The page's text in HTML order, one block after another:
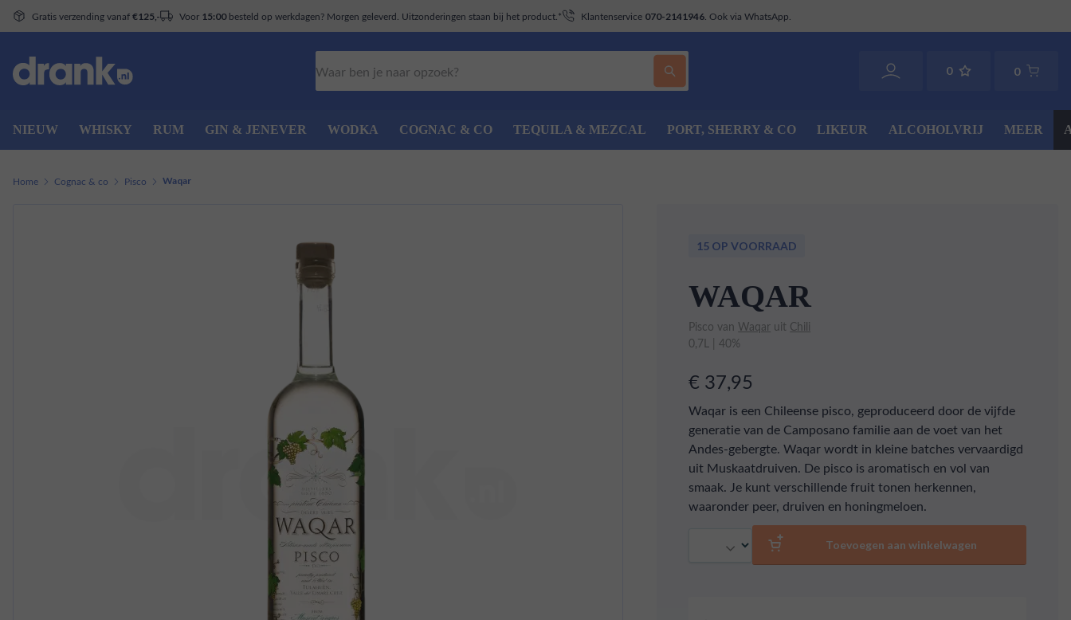
Gratis verzending vanaf €125,- Voor 15:00besteld op werkdagen? Morgen geleverd. Uitzonderingen staan bij het product.* Klantenservice 070-2141946 . Ook via WhatsApp.
0 0
NIEUW WHISKY RUM GIN & JENEVER WODKA COGNAC & CO TEQUILA & MEZCAL PORT, SHERRY & CO LIKEUR ALCOHOLVRIJ MEER
Home Cognac & co Pisco Waqar
15 OP VOORRAAD
WAQAR
Pisco van Waqar uit Chili
0,7L | 40%
€ 37,95
Waqar is een Chileense pisco, geproduceerd door de vijfde
generatie van de Camposano familie aan de voet van het
Andes-gebergte. Waqar wordt in kleine batches vervaardigd
uit Muskaatdruiven. De pisco is aromatisch en vol van
smaak. Je kunt verschillende fruit tonen herkennen,
waaronder peer, druiven en honingmeloen.
Toevoegen aan winkelwagen